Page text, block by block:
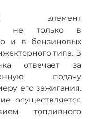
элемент
не только в
и в бензиновых
типа. В
отвечает за
подачу
его зажигания.
осуществляется
топливного